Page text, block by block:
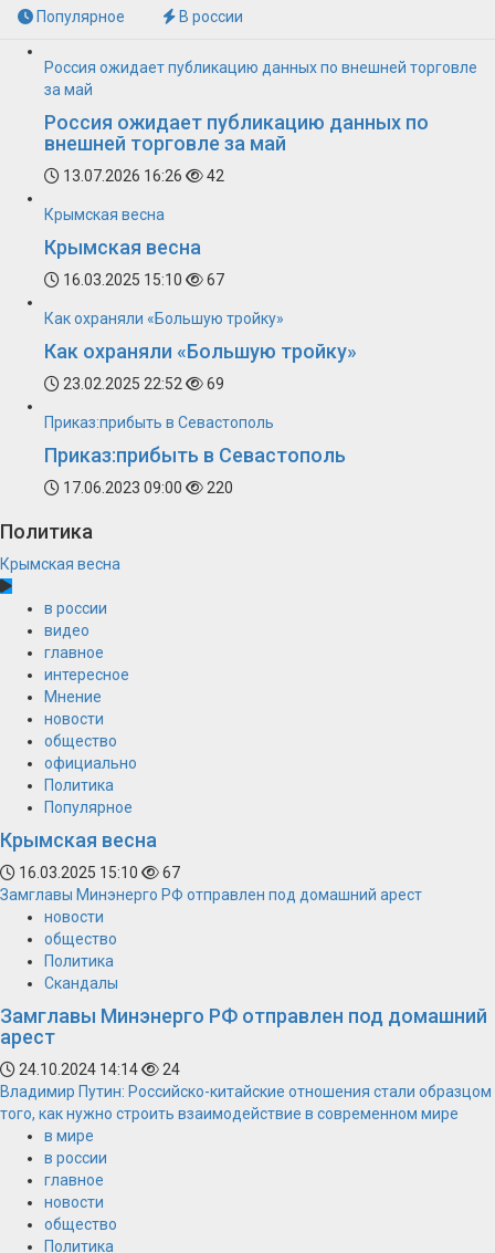
Популярное
В россии
Россия ожидает публикацию данных по внешней торговле
за май
Россия ожидает публикацию данных по
внешней торговле за май
13.07.2026 16:26 42
Крымская весна
Крымская весна
16.03.2025 15:10 67
Как охраняли «Большую тройку»
Как охраняли «Большую тройку»
23.02.2025 22:52 69
Приказ:прибыть в Севастополь
Приказ:прибыть в Севастополь
17.06.2023 09:00 220
Политика
Крымская весна
в россии
видео
главное
интересное
Мнение
новости
общество
официально
Политика
Популярное
Крымская весна
16.03.2025 15:10
67
Замглавы Минэнерго РФ отправлен под домашний арест
новости
общество
Политика
Скандалы
Замглавы Минэнерго РФ отправлен под домашний
арест
24.10.2024 14:14
24
Владимир Путин: Российско-китайские отношения стали образцом
того, как нужно строить взаимодействие в современном мире
в мире
в россии
главное
новости
общество
Политика